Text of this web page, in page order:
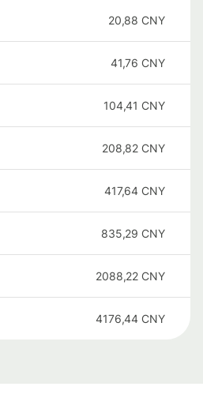
20,88 CNY
41,76 CNY
104,41 CNY
208,82 CNY
417,64 CNY
835,29 CNY
2088,22 CNY
4176,44 CNY